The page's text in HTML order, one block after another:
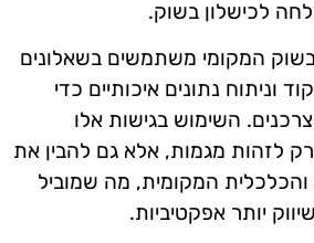
לכישלון בשוק.
המקומי משתמשים בשאלונים
וניתוח נתונים איכותיים כדי
השימוש בגישות אלו
לזהות מגמות, אלא גם להבין את
המקומית, מה שמוביל
יותר אפקטיביות.